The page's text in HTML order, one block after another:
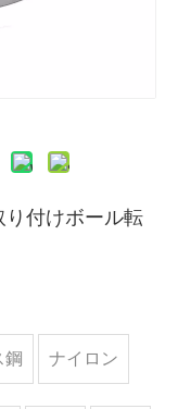
付けボール転
鋼 ナイロン